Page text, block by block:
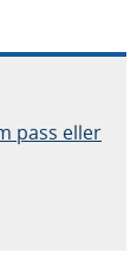
pass eller